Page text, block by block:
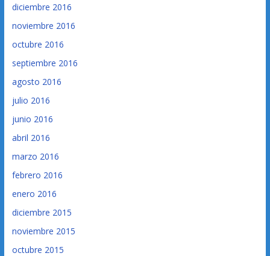
diciembre 2016
noviembre 2016
octubre 2016
septiembre 2016
agosto 2016
julio 2016
junio 2016
abril 2016
marzo 2016
febrero 2016
enero 2016
diciembre 2015
noviembre 2015
octubre 2015